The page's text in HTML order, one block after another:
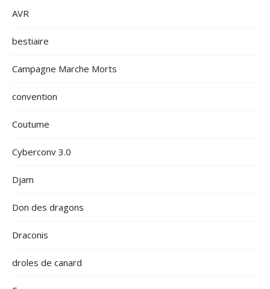
AVR
bestiaire
Campagne Marche Morts
convention
Coutume
Cyberconv 3.0
Djam
Don des dragons
Draconis
droles de canard